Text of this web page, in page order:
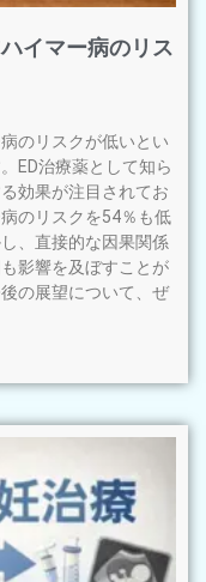
イマー病のリス
のリスクが低いとい
ED治療薬として知ら
効果が注目されてお
のリスクを54％も低
、直接的な因果関係
影響を及ぼすことが
の展望について、ぜ